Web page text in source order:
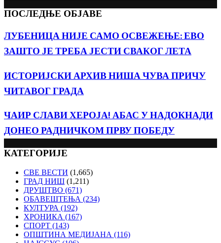
ПОСЛЕДЊЕ ОБЈАВЕ
ЛУБЕНИЦА НИЈЕ САМО ОСВЕЖЕЊЕ: ЕВО
ЗАШТО ЈЕ ТРЕБА ЈЕСТИ СВАКОГ ЛЕТА
ИСТОРИЈСКИ АРХИВ НИША ЧУВА ПРИЧУ
ЧИТАВОГ ГРАДА
ЧАИР СЛАВИ ХЕРОЈА! АБАС У НАДОКНАДИ
ДОНЕО РАДНИЧКОМ ПРВУ ПОБЕДУ
КАТЕГОРИЈЕ
СВЕ ВЕСТИ (1,665)
ГРАД НИШ (1,211)
ДРУШТВО (671)
ОБАВЕШТЕЊА (234)
КУЛТУРА (192)
ХРОНИКА (167)
СПОРТ (143)
ОПШТИНА МЕДИЈАНА (116)